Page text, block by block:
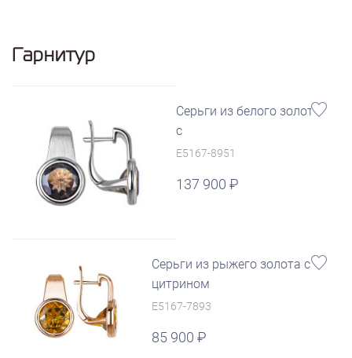
Гарнитур
Серьги из белого золота
с
E5167-8951
137 900
Серьги из рыжего золота с
цитрином
E5167-7893
85 900